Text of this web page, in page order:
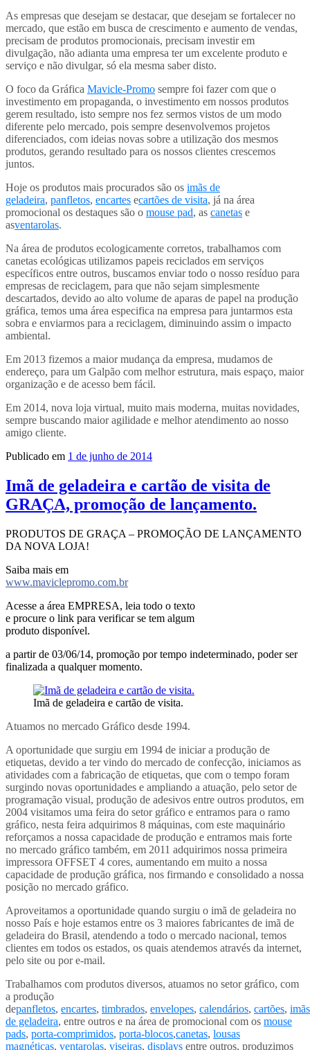
As empresas que desejam se destacar, que desejam se fortalecer no
mercado, que estão em busca de crescimento e aumento de vendas,
precisam de produtos promocionais, precisam investir em
divulgação, não adianta uma empresa ter um excelente produto e
serviço e não divulgar, só ela mesma saber disto.
O foco da Gráfica Mavicle-Promo sempre foi fazer com que o
investimento em propaganda, o investimento em nossos produtos
gerem resultado, isto sempre nos fez sermos vistos de um modo
diferente pelo mercado, pois sempre desenvolvemos projetos
diferenciados, com ideias novas sobre a utilização dos mesmos
produtos, gerando resultado para os nossos clientes crescemos
juntos.
Hoje os produtos mais procurados são os imãs de
geladeira, panfletos, encartes ecartões de visita, já na área
promocional os destaques são o mouse pad, as canetas e
asventarolas.
Na área de produtos ecologicamente corretos, trabalhamos com
canetas ecológicas utilizamos papeis reciclados em serviços
específicos entre outros, buscamos enviar todo o nosso resíduo para
empresas de reciclagem, para que não sejam simplesmente
descartados, devido ao alto volume de aparas de papel na produção
gráfica, temos uma área especifica na empresa para juntarmos esta
sobra e enviarmos para a reciclagem, diminuindo assim o impacto
ambiental.
Em 2013 fizemos a maior mudança da empresa, mudamos de
endereço, para um Galpão com melhor estrutura, mais espaço, maior
organização e de acesso bem fácil.
Em 2014, nova loja virtual, muito mais moderna, muitas novidades,
sempre buscando maior agilidade e melhor atendimento ao nosso
amigo cliente.
Publicado em 1 de junho de 2014
Imã de geladeira e cartão de visita de
GRAÇA, promoção de lançamento.
PRODUTOS DE GRAÇA – PROMOÇÃO DE LANÇAMENTO
DA NOVA LOJA!
Saiba mais em
www.maviclepromo.com.br
Acesse a área EMPRESA, leia todo o texto
e procure o link para verificar se tem algum
produto disponível.
a partir de 03/06/14, promoção por tempo indeterminado, poder ser
finalizada a qualquer momento.
Imã de geladeira e cartão de visita.
Atuamos no mercado Gráfico desde 1994.
A oportunidade que surgiu em 1994 de iniciar a produção de
etiquetas, devido a ter vindo do mercado de confecção, iniciamos as
atividades com a fabricação de etiquetas, que com o tempo foram
surgindo novas oportunidades e ampliando a atuação, pelo setor de
programação visual, produção de adesivos entre outros produtos, em
2004 visitamos uma feira do setor gráfico e entramos para o ramo
gráfico, nesta feira adquirimos 8 máquinas, com este maquinário
reforçamos a nossa capacidade de produção e entramos mais forte
no mercado gráfico também, em 2011 adquirimos nossa primeira
impressora OFFSET 4 cores, aumentando em muito a nossa
capacidade de produção gráfica, nos firmando e consolidado a nossa
posição no mercado gráfico.
Aproveitamos a oportunidade quando surgiu o imã de geladeira no
nosso País e hoje estamos entre os 3 maiores fabricantes de imã de
geladeira do Brasil, atendendo a todo o mercado nacional, temos
clientes em todos os estados, os quais atendemos através da internet,
pelo site ou por e-mail.
Trabalhamos com produtos diversos, atuamos no setor gráfico, com
a produção
depanfletos, encartes, timbrados, envelopes, calendários, cartões, imãs
de geladeira, entre outros e na área de promocional com os mouse
pads, porta-comprimidos, porta-blocos,canetas, lousas
magnéticas, ventarolas, viseiras, displays entre outros, produzimos